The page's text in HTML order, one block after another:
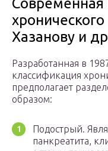
Современная
Хазанову и
Разработанная в
классификация
предполагает
образом:
Подострый.
панкреатита,